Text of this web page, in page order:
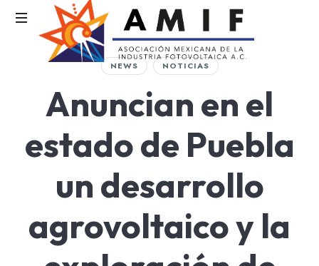
AMIF
Industria
Fotovoltaica
NEWS NOTICIAS
Anuncian en el
estado de Puebla
un desarrollo
agrovoltaico y la